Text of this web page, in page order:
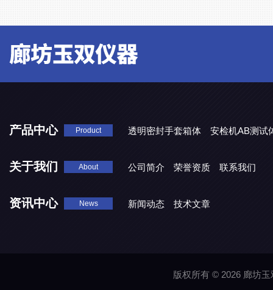
产品中心 Product 透明密封手套箱体 安检机AB测试
关于我们 About 公司简介 荣誉资质 联系我们
资讯中心 News 新闻动态 技术文章
版权所有 © 2026 廊坊